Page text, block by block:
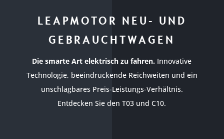
LEAPMOTOR NEU- UND
GEBRAUCHTWAGEN
Die smarte Art elektrisch zu fahren. Innovative
Technologie, beeindruckende Reichweiten und ein
unschlagbares Preis-Leistungs-Verhältnis.
Entdecken Sie den T03 und C10.